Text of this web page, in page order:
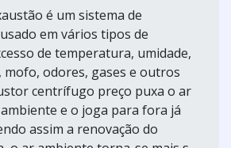
é um sistema de
em vários tipos de
de temperatura, umidade,
mofo, odores, gases e outros
centrífugo preço puxa o ar
e o joga para fora já
assim a renovação do